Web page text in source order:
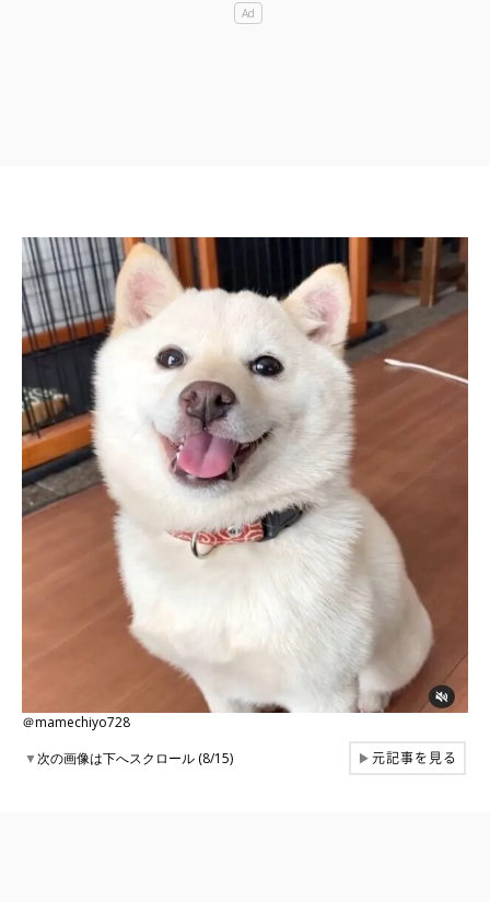
＠mamechiyo728
▼次の画像は下へスクロール (8/15) ▶元記事を見る